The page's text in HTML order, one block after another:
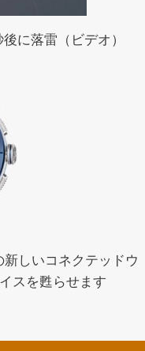
に落雷（ビデオ）
新しいコネクテッドウ
スを甦らせます